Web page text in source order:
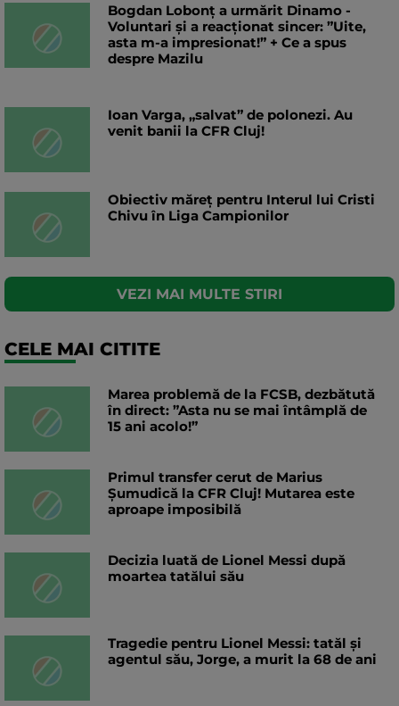
Bogdan Lobonț a urmărit Dinamo -
Voluntari și a reacționat sincer: ”Uite,
asta m-a impresionat!” + Ce a spus
despre Mazilu
Ioan Varga, „salvat” de polonezi. Au
venit banii la CFR Cluj!
Obiectiv măreț pentru Interul lui Cristi
Chivu în Liga Campionilor
VEZI MAI MULTE STIRI
CELE MAI CITITE
Marea problemă de la FCSB, dezbătută
în direct: ”Asta nu se mai întâmplă de
15 ani acolo!”
Primul transfer cerut de Marius
Șumudică la CFR Cluj! Mutarea este
aproape imposibilă
Decizia luată de Lionel Messi după
moartea tatălui său
Tragedie pentru Lionel Messi: tatăl și
agentul său, Jorge, a murit la 68 de ani